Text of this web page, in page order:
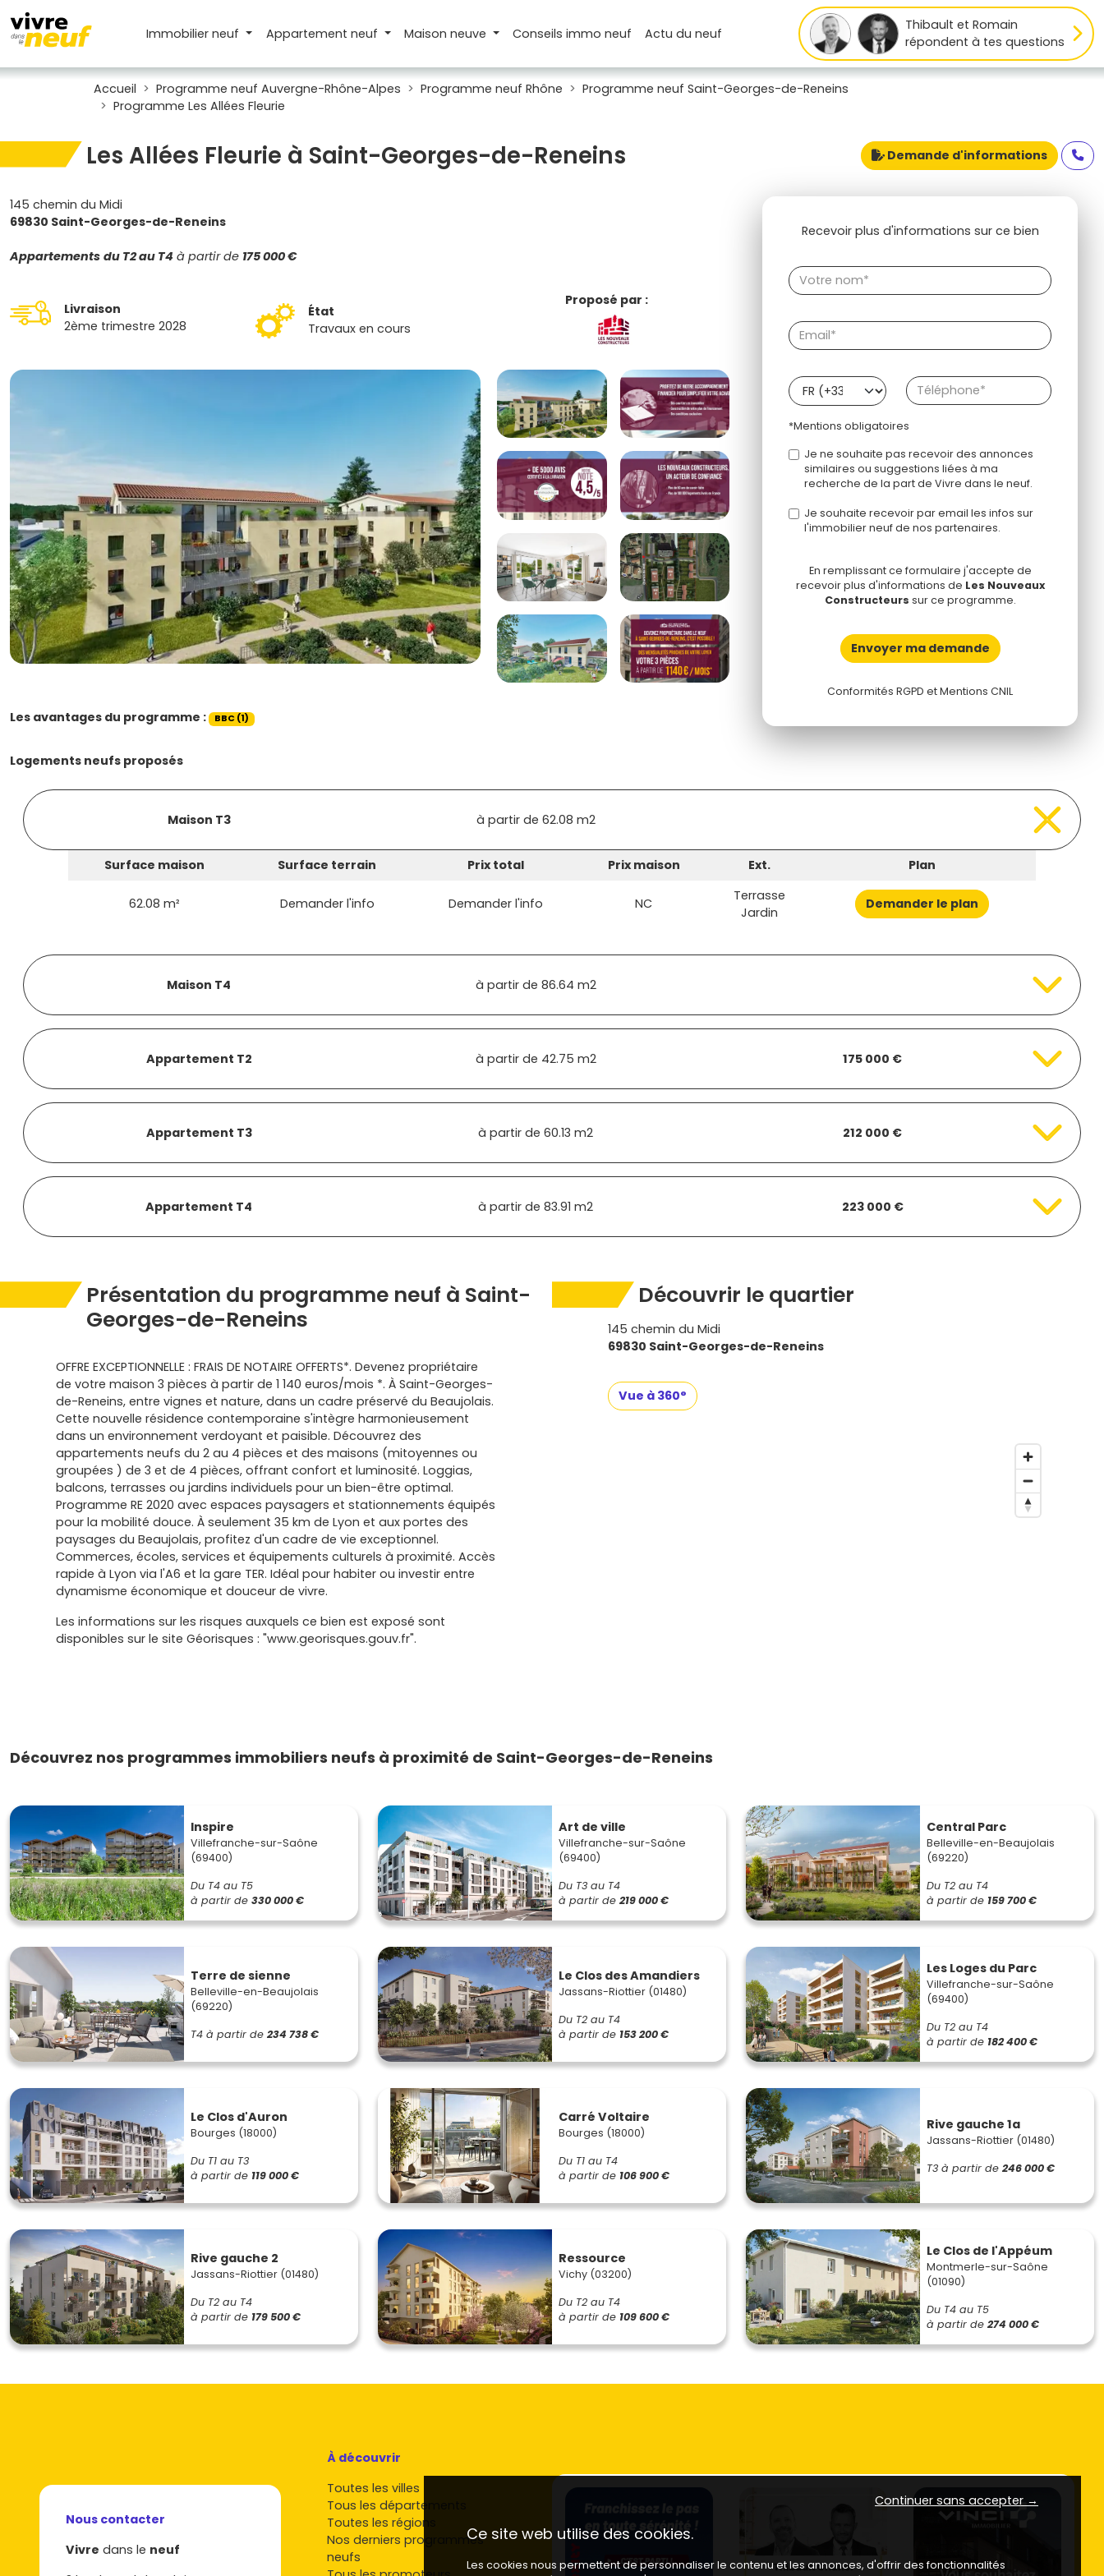
Immobilier neuf Appartement neuf Maison neuve Conseilsimmo neuf Actudu neuf
Thibault et Romain
répondent à tes questions
Accueil Programme neuf Auvergne-Rhône-Alpes Programme neuf Rhône
Programme neuf Saint-Georges-de-Reneins
Programme Les Allées Fleurie
Les Allées Fleurie à Saint-Georges-de-Reneins Demande d'informations
145 chemin du Midi
69830 Saint-Georges-de-Reneins
Appartements du T2 au T4 à partir de 175 000 €
Livraison
2ème trimestre 2028
État
Travaux en cours
Proposé par :
Les avantages du programme : BBC (1)
Recevoir plus d'informations sur ce bien
*Mentions obligatoires
Je ne souhaite pas recevoir des annonces
similaires ou suggestions liées à ma
recherche de la part de Vivre dans le neuf.
Je souhaite recevoir par email les infos sur
l'immobilier neuf de nos partenaires.
En remplissant ce formulaire j'accepte de
recevoir plus d'informations de Les Nouveaux
Constructeurs sur ce programme.
Envoyer ma demande
Conformités RGPD et Mentions CNIL
Logements neufs proposés
Maison T3 à partir de 62.08 m2
Surface maison Surface terrain Prix total Prix maison Ext. Plan
62.08 m² Demander l'info Demander l'info NC
Terrasse
Jardin
Demander le plan
Maison T4 à partir de 86.64 m2
Appartement T2 à partir de 42.75 m2 175 000 €
Appartement T3 à partir de 60.13 m2 212 000 €
Appartement T4 à partir de 83.91 m2 223 000 €
Présentation du programme neuf à Saint-
Georges-de-Reneins
OFFRE EXCEPTIONNELLE : FRAIS DE NOTAIRE OFFERTS*. Devenez propriétaire
de votre maison 3 pièces à partir de 1 140 euros/mois *. À Saint-Georges-
de-Reneins, entre vignes et nature, dans un cadre préservé du Beaujolais.
Cette nouvelle résidence contemporaine s'intègre harmonieusement
dans un environnement verdoyant et paisible. Découvrez des
appartements neufs du 2 au 4 pièces et des maisons (mitoyennes ou
groupées ) de 3 et de 4 pièces, offrant confort et luminosité. Loggias,
balcons, terrasses ou jardins individuels pour un bien-être optimal.
Programme RE 2020 avec espaces paysagers et stationnements équipés
pour la mobilité douce. À seulement 35 km de Lyon et aux portes des
paysages du Beaujolais, profitez d'un cadre de vie exceptionnel.
Commerces, écoles, services et équipements culturels à proximité. Accès
rapide à Lyon via l'A6 et la gare TER. Idéal pour habiter ou investir entre
dynamisme économique et douceur de vivre.
Les informations sur les risques auxquels ce bien est exposé sont
disponibles sur le site Géorisques : "www.georisques.gouv.fr".
Découvrir le quartier
145 chemin du Midi
69830 Saint-Georges-de-Reneins
Vue à 360°
Découvrez nos programmes immobiliers neufs à proximité de Saint-Georges-de-Reneins
Inspire
Villefranche-sur-Saône
(69400)
Du T4 au T5
à partir de 330 000 €
Art de ville
Villefranche-sur-Saône
(69400)
Du T3 au T4
à partir de 219 000 €
Central Parc
Belleville-en-Beaujolais
(69220)
Du T2 au T4
à partir de 159 700 €
Terre de sienne
Belleville-en-Beaujolais
(69220)
T4 à partir de 234 738 €
Le Clos des Amandiers
Jassans-Riottier (01480)
Du T2 au T4
à partir de 153 200 €
Les Loges du Parc
Villefranche-sur-Saône
(69400)
Du T2 au T4
à partir de 182 400 €
Le Clos d'Auron
Bourges (18000)
Du T1 au T3
à partir de 119 000 €
Carré Voltaire
Bourges (18000)
Du T1 au T4
à partir de 106 900 €
Rive gauche 1a
Jassans-Riottier (01480)
T3 à partir de 246 000 €
Rive gauche 2
Jassans-Riottier (01480)
Du T2 au T4
à partir de 179 500 €
Ressource
Vichy (03200)
Du T2 au T4
à partir de 109 600 €
Le Clos de l'Appéum
Montmerle-sur-Saône
(01090)
Du T4 au T5
à partir de 274 000 €
Nous contacter
Vivre dans le neuf
À découvrir
Toutes les villes
Tous les départements
Toutes les régions
Nos derniers programmes
neufs
Continuer sans accepter →
Ce site web utilise des cookies.
Les cookies nous permettent de personnaliser le contenu et les annonces, d'offrir des fonctionnalités